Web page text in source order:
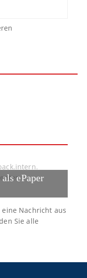
ePaper
eine Nachricht aus
Sie alle